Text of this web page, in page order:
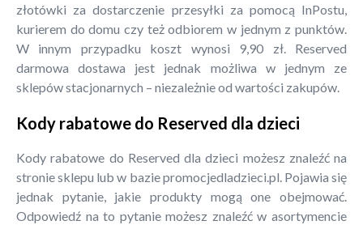
złotówki za dostarczenie przesyłki za pomocą InPostu,
kurierem do domu czy też odbiorem w jednym z punktów.
W innym przypadku koszt wynosi 9,90 zł. Reserved
darmowa dostawa jest jednak możliwa w jednym ze
sklepów stacjonarnych – niezależnie od wartości zakupów.
Kody rabatowe do Reserved dla dzieci
Kody rabatowe do Reserved dla dzieci możesz znaleźć na
stronie sklepu lub w bazie promocjedladzieci.pl. Pojawia się
jednak pytanie, jakie produkty mogą one obejmować.
Odpowiedź na to pytanie możesz znaleźć w asortymencie